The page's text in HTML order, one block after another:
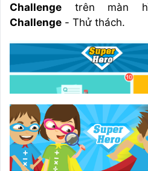
Challenge trên màn
Challenge - Thử thách.